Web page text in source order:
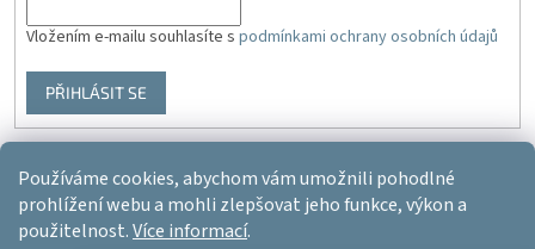
Používáme cookies, abychom vám umožnili pohodlné
prohlížení webu a mohli zlepšovat jeho funkce, výkon a
použitelnost.Více informací.
Vložením e-mailu souhlasíte s podmínkami ochrany osobních údajů
PŘIHLÁSIT SE
Vytvořil Shoptet